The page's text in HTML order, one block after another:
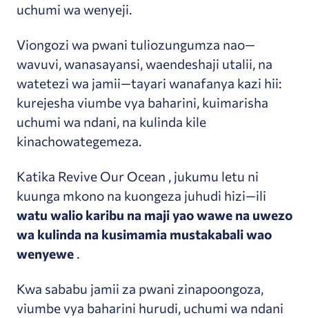
uchumi wa wenyeji.
Viongozi wa pwani tuliozungumza nao—
wavuvi, wanasayansi, waendeshaji utalii, na
watetezi wa jamii—tayari wanafanya kazi hii:
kurejesha viumbe vya baharini, kuimarisha
uchumi wa ndani, na kulinda kile
kinachowategemeza.
Katika Revive Our Ocean , jukumu letu ni
kuunga mkono na kuongeza juhudi hizi—ili
watu walio karibu na maji yao wawe na uwezo
wa kulinda na kusimamia mustakabali wao
wenyewe .
Kwa sababu jamii za pwani zinapoongoza,
viumbe vya baharini hurudi, uchumi wa ndani